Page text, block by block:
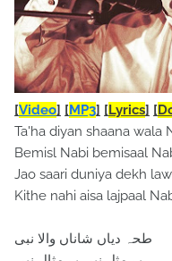
[Video] [MP3] [Lyrics] [
Ta'ha diyan shaana wala
Bemisl Nabi bemisaal
Jao saari duniya dekh
Kithe nahi aisa lajpaal
طحہ دیاں شاناں والا نبی